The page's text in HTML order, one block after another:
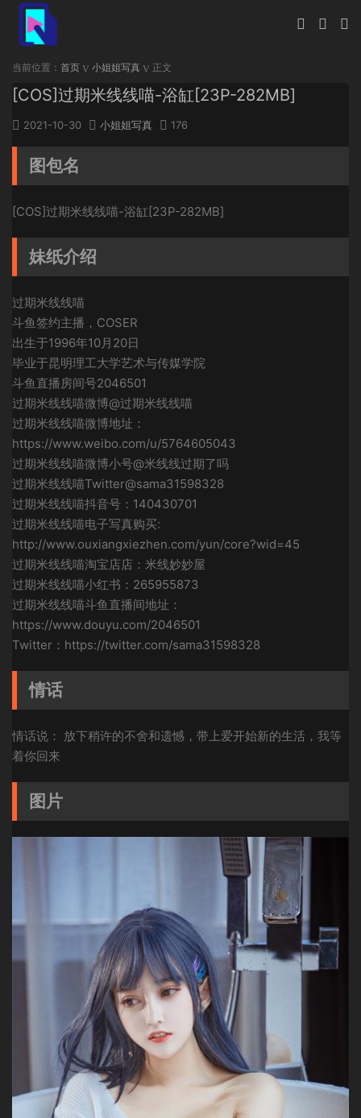
当前位置： 首页 小姐姐写真 正文
[COS]过期米线线喵-浴缸[23P-282MB]
2021-10-30 小姐姐写真 176
图包名
[COS]过期米线线喵-浴缸[23P-282MB]
妹纸介绍
过期米线线喵
斗鱼签约主播，COSER
出生于1996年10月20日
毕业于昆明理工大学艺术与传媒学院
斗鱼直播房间号2046501
过期米线线喵微博@过期米线线喵
过期米线线喵微博地址：
https://www.weibo.com/u/5764605043
过期米线线喵微博小号@米线线过期了吗
过期米线线喵Twitter@sama31598328
过期米线线喵抖音号：140430701
过期米线线喵电子写真购买:
http://www.ouxiangxiezhen.com/yun/core?wid=45
过期米线线喵淘宝店店：米线妙妙屋
过期米线线喵小红书：265955873
过期米线线喵斗鱼直播间地址：
https://www.douyu.com/2046501
Twitter：https://twitter.com/sama31598328
情话
情话说： 放下稍许的不舍和遗憾，带上爱开始新的生活，我等
着你回来
图片